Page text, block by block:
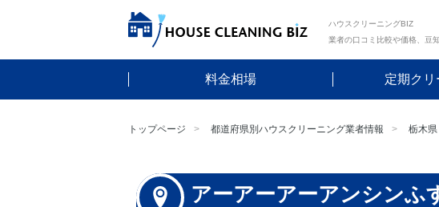
ハウスクリーニングBIZ
業者の口コミ比較や価格、豆
料金相場 定期ク
トップページ 都道府県別ハウスクリーニング業者情報 栃木県
アーアーアーアンシンふ